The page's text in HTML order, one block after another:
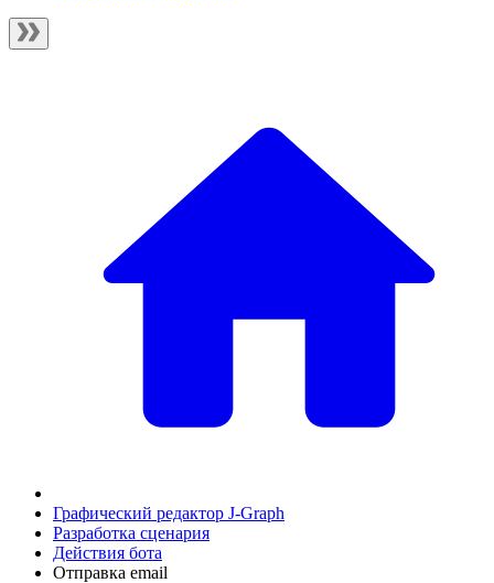
Графический редактор J‑Graph
Разработка сценария
Действия бота
Отправка email